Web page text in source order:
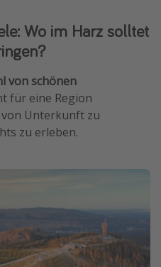
Wo im Harz solltet
von schönen
für eine Region
Unterkunft zu
zu erleben.